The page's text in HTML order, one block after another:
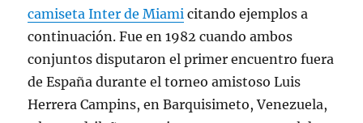
camiseta Inter de Miami citando ejemplos a
continuación. Fue en 1982 cuando ambos
conjuntos disputaron el primer encuentro fuera
de España durante el torneo amistoso Luis
Herrera Campins, en Barquisimeto, Venezuela,